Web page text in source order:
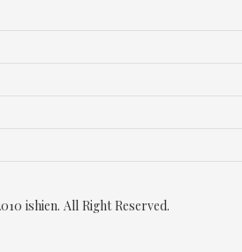
ishien. All Right Reserved.